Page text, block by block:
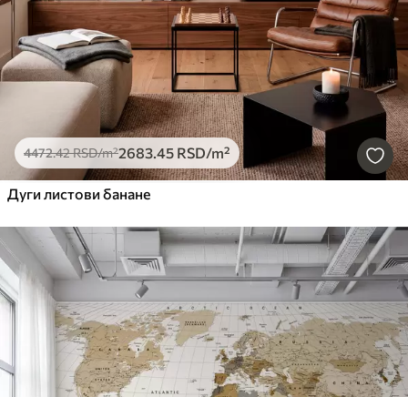
4472.42RSD/m²2683.45 RSD/m²
Дуги листови банане